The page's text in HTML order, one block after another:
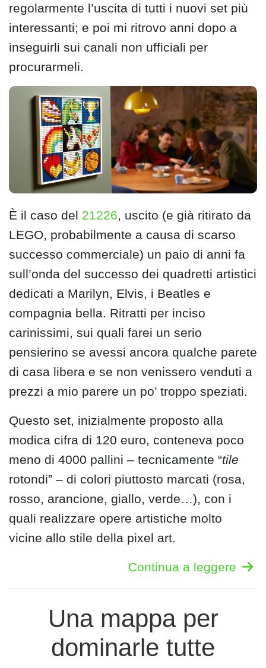
regolarmente l’uscita di tutti i nuovi set più
interessanti; e poi mi ritrovo anni dopo a
inseguirli sui canali non ufficiali per
procurarmeli.
È il caso del 21226, uscito (e già ritirato da
LEGO, probabilmente a causa di scarso
successo commerciale) un paio di anni fa
sull’onda del successo dei quadretti artistici
dedicati a Marilyn, Elvis, i Beatles e
compagnia bella. Ritratti per inciso
carinissimi, sui quali farei un serio
pensierino se avessi ancora qualche parete
di casa libera e se non venissero venduti a
prezzi a mio parere un po’ troppo speziati.
Questo set, inizialmente proposto alla
modica cifra di 120 euro, conteneva poco
meno di 4000 pallini – tecnicamente “tile
rotondi” – di colori piuttosto marcati (rosa,
rosso, arancione, giallo, verde…), con i
quali realizzare opere artistiche molto
vicine allo stile della pixel art.
Continua a leggere
Una mappa per
dominarle tutte